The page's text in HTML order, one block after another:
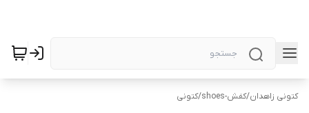
کتونی زاهدان/کفش-shoes /کتونی